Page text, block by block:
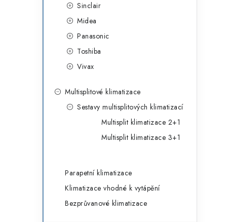
Sinclair
Midea
Panasonic
Toshiba
Vivax
Multisplitové klimatizace
Sestavy multisplitových klimatizací
Multisplit klimatizace 2+1
Multisplit klimatizace 3+1
Parapetní klimatizace
Klimatizace vhodné k vytápění
Bezprůvanové klimatizace